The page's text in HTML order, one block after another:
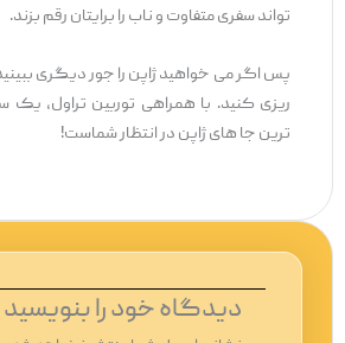
تواند سفری متفاوت و ناب را برایتان رقم بزند.
پس اگر می‌ خواهید ژاپن را جور دیگری
‌ریزی کنید. با همراهی توربین تراول، یک
‌ترین جا های ژاپن در انتظار شماست!
دیدگاه‌ خود را بنویسید